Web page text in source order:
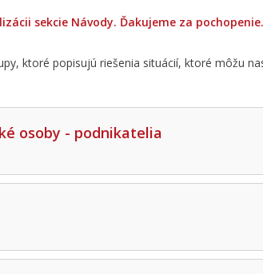
sekcie Návody. Ďakujeme za pochopenie.
ktoré popisujú riešenia situácií, ktoré môžu
osoby - podnikatelia